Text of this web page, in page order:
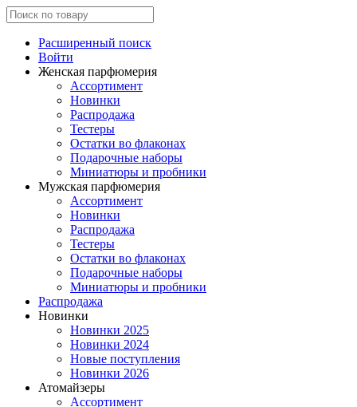
Расширенный поиск
Войти
Женская парфюмерия
Ассортимент
Новинки
Распродажа
Тестеры
Остатки во флаконах
Подарочные наборы
Миниатюры и пробники
Мужская парфюмерия
Ассортимент
Новинки
Распродажа
Тестеры
Остатки во флаконах
Подарочные наборы
Миниатюры и пробники
Распродажа
Новинки
Новинки 2025
Новинки 2024
Новые поступления
Новинки 2026
Атомайзеры
Ассортимент